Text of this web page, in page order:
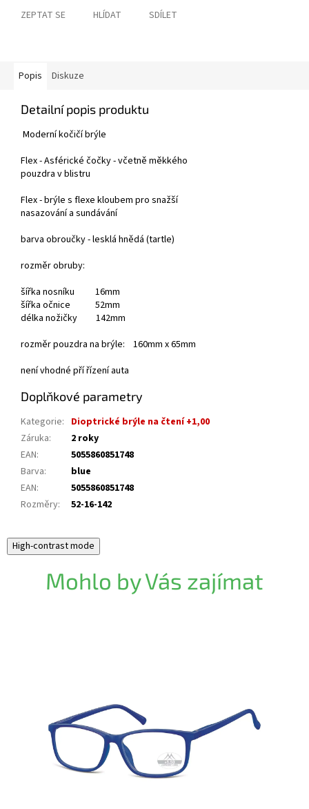
ZEPTAT SE HLÍDAT SDÍLET
Popis Diskuze
Detailní popis produktu
Moderní kočičí brýle
Flex - Asférické čočky - včetně měkkého
pouzdra v blistru
Flex - brýle s flexe kloubem pro snažší
nasazování a sundávání
barva obroučky - lesklá hnědá (tartle)
rozměr obruby:
šířka nosníku 16mm
šířka očnice 52mm
délka nožičky 142mm
rozměr pouzdra na brýle: 160mm x 65mm
není vhodné pří řízení auta
Doplňkové parametry
Kategorie: Dioptrické brýle na čtení +1,00
Záruka:
2 roky
EAN:
5055860851748
Barva:
blue
EAN:
5055860851748
Rozměry: 52-16-142
High-contrast mode
Mohlo by Vás zajímat